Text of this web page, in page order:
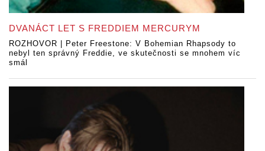
DVANÁCT LET S FREDDIEM MERCURYM
ROZHOVOR | Peter Freestone: V Bohemian Rhapsody to
nebyl ten správný Freddie, ve skutečnosti se mnohem víc
smál